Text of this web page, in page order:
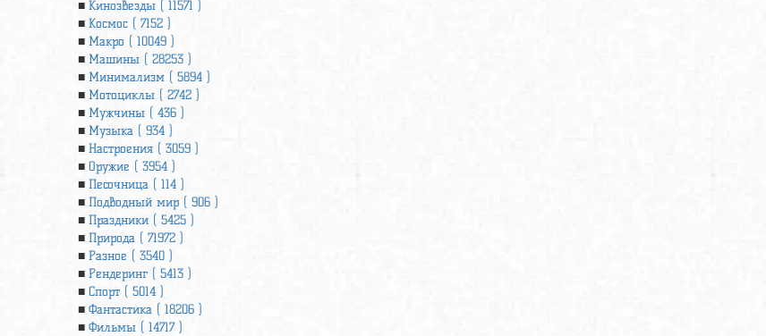
Кинозвезды ( 11571 )
Космос ( 7152 )
Макро ( 10049 )
Машины ( 28253 )
Минимализм ( 5894 )
Мотоциклы ( 2742 )
Мужчины ( 436 )
Музыка ( 934 )
Настроения ( 3059 )
Оружие ( 3954 )
Песочница ( 114 )
Подводный мир ( 906 )
Праздники ( 5425 )
Природа ( 71972 )
Разное ( 3540 )
Рендеринг ( 5413 )
Спорт ( 5014 )
Фантастика ( 18206 )
Фильмы ( 14717 )